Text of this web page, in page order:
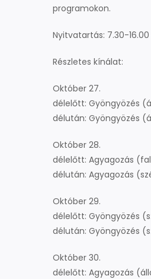
programokon.
Nyitvatartás: 7.30-
Részletes kínálat:
Október 27.
délelőtt: Gyöngyözés
délután: Gyöngyözés
Október 28.
délelőtt: Agyagozás
délután: Agyagozás
Október 29.
délelőtt: Gyöngyözés
délután: Gyöngyözés
Október 30.
délelőtt: Agyagozás